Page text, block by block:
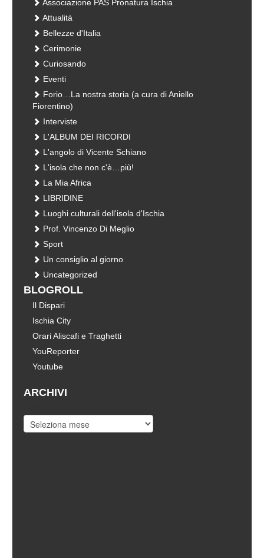
Associazione PAS Pronatura Ischia
Attualità
Bellezze d'Italia
Cerimonie
Curiosando
Eventi
Forio…La nostra storia (a cura di Aniello
Fiorentino)
Interviste
L'ALBUM DEI RICORDI
L'angolo di Vicente Schiano
L'isola che non c'è…più!
La Mia Africa
LIBRIDINE
Luoghi culturali dell'isola d'Ischia
Prof. Vincenzo Di Meglio
Sport
Un consiglio al giorno
Uncategorized
BLOGROLL
Il Dispari
Ischia City
Orari Aliscafi e Traghetti
YouReporter
Youtube
ARCHIVI